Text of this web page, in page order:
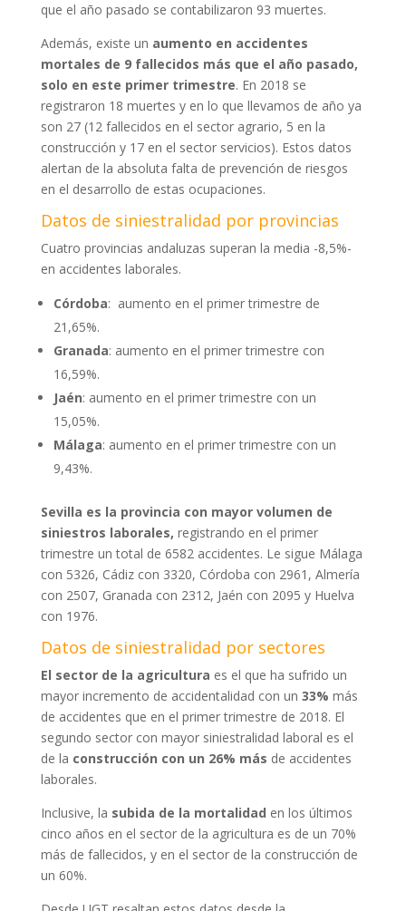
que el año pasado se contabilizaron 93 muertes.
Además, existe un aumento en accidentes
mortales de 9 fallecidos más que el año pasado,
solo en este primer trimestre. En 2018 se
registraron 18 muertes y en lo que llevamos de año ya
son 27 (12 fallecidos en el sector agrario, 5 en la
construcción y 17 en el sector servicios). Estos datos
alertan de la absoluta falta de prevención de riesgos
en el desarrollo de estas ocupaciones.
Datos de siniestralidad por provincias
Cuatro provincias andaluzas superan la media -8,5%-
en accidentes laborales.
Córdoba: aumento en el primer trimestre de
21,65%.
Granada: aumento en el primer trimestre con
16,59%.
Jaén: aumento en el primer trimestre con un
15,05%.
Málaga: aumento en el primer trimestre con un
9,43%.
Sevilla es la provincia con mayor volumen de
siniestros laborales, registrando en el primer
trimestre un total de 6582 accidentes. Le sigue Málaga
con 5326, Cádiz con 3320, Córdoba con 2961, Almería
con 2507, Granada con 2312, Jaén con 2095 y Huelva
con 1976.
Datos de siniestralidad por sectores
El sector de la agricultura es el que ha sufrido un
mayor incremento de accidentalidad con un 33% más
de accidentes que en el primer trimestre de 2018. El
segundo sector con mayor siniestralidad laboral es el
de la construcción con un 26% más de accidentes
laborales.
Inclusive, la subida de la mortalidad en los últimos
cinco años en el sector de la agricultura es de un 70%
más de fallecidos, y en el sector de la construcción de
un 60%.